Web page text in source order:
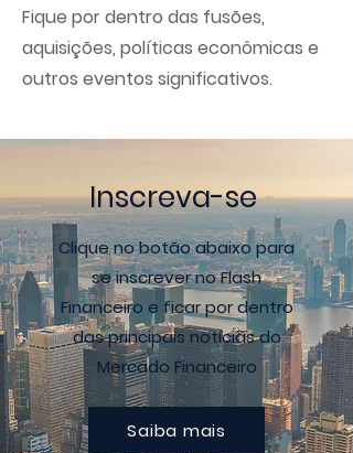
Fique por dentro das fusões,
aquisições, políticas econômicas e
outros eventos significativos.
Inscreva-se
Clique no botão abaixo para
se inscrever no Flash
Financeiro e ficar por dentro
das principais notícias do
Mercado Financeiro
Saiba mais